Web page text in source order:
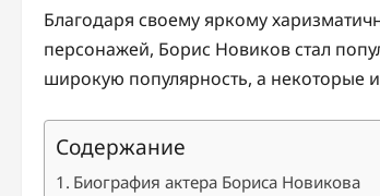
Благодаря своему яркому
персонажей, Борис Новиков стал
широкую популярность, а некоторые
Содержание
Биография актера Бориса Новикова